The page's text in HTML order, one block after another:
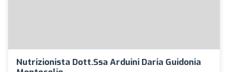
Nutrizionista Dott.ssa Arduini Daria Guidonia